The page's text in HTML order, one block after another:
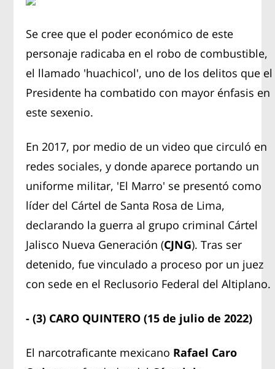
Se cree que el poder económico de este
personaje radicaba en el robo de combustible,
el llamado 'huachicol', uno de los delitos que el
Presidente ha combatido con mayor énfasis en
este sexenio.
En 2017, por medio de un video que circuló en
redes sociales, y donde aparece portando un
uniforme militar, 'El Marro' se presentó como
líder del Cártel de Santa Rosa de Lima,
declarando la guerra al grupo criminal Cártel
Jalisco Nueva Generación (CJNG). Tras ser
detenido, fue vinculado a proceso por un juez
con sede en el Reclusorio Federal del Altiplano.
- (3) CARO QUINTERO (15 de julio de 2022)
El narcotraficante mexicano Rafael Caro